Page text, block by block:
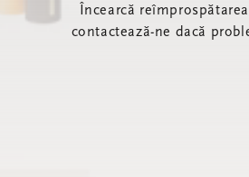
Încearcă
contactează-ne dacă